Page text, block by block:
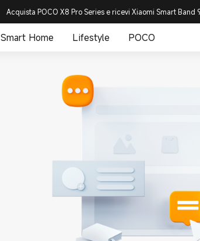
Acquista POCO X8 Pro Series e ricevi Xiaomi Smart Band
Smart Home Lifestyle POCO